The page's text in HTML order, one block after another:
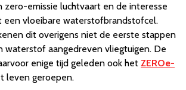
zero-emissie luchtvaart en de interesse
een vloeibare waterstofbrandstofcel.
dit overigens niet de eerste stappen
waterstof aangedreven vliegtuigen. De
enige tijd geleden ook het ZEROe-
leven geroepen.